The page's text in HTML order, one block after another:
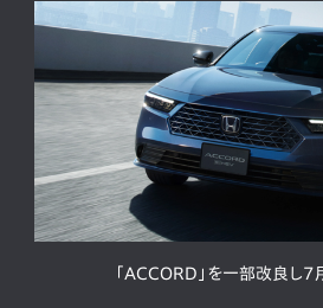
「ACCORD」を一部改良し